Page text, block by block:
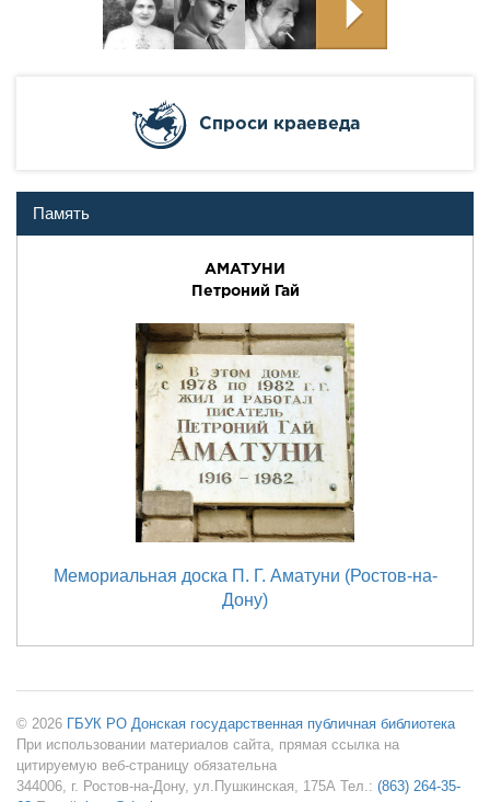
Cпроси краеведа
Память
АМАТУНИ
Петроний Гай
Мемориальная доска П. Г. Аматуни (Ростов-на-
Дону)
© 2026 ГБУК РО Донская государственная публичная библиотека
При использовании материалов сайта, прямая ссылка на
цитируемую веб-страницу обязательна
344006, г. Ростов-на-Дону, ул.Пушкинская, 175А Тел.: (863) 264-35-